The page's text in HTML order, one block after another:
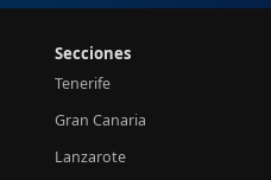
Secciones
Tenerife
Gran Canaria
Lanzarote